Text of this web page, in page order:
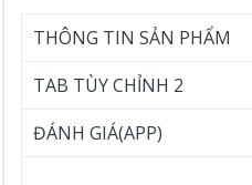
THÔNG TIN SẢN PHẨM
TAB TÙY CHỈNH 2
ĐÁNH GIÁ(APP)